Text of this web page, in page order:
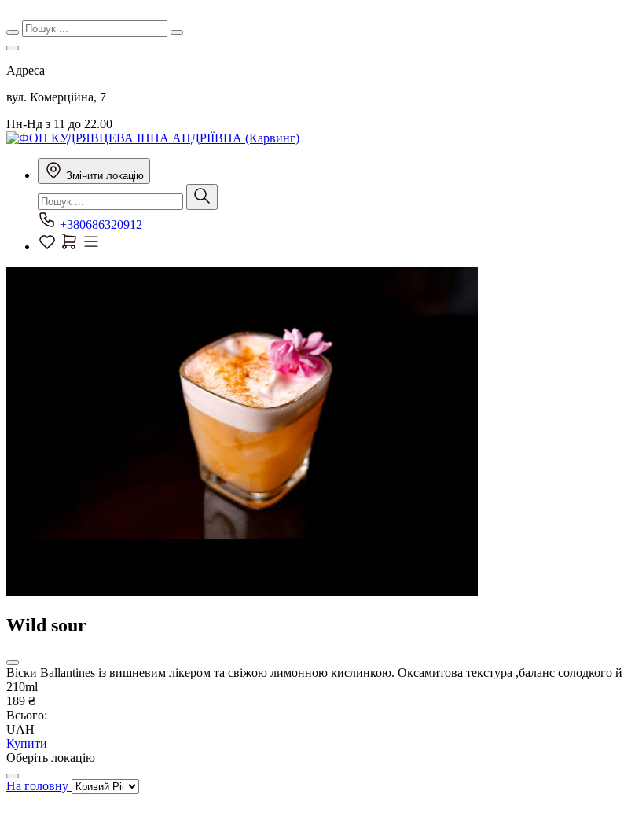
Адреса
вул. Комерційна, 7
Пн-Нд з 11 до 22.00
Змінити локацію
+380686320912
Wild sour
Віски Ballantines із вишневим лікером та свіжою лимонною кислинкою. Оксамитова текстура ,баланс солодкого
210ml
189 ₴
Всього:
UAH
Купити
Оберіть локацію
На головну